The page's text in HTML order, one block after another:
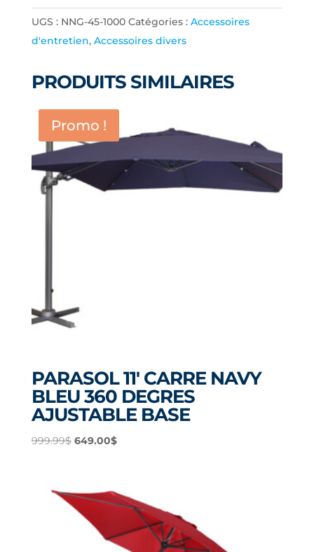
DE
CHLORE
POUR
UGS : NNG-45-1000 Catégories : Accessoires
d'entretien, Accessoires divers
PRODUITS SIMILAIRES
Promo !
PARASOL 11′ CARRE NAVY
BLEU 360 DEGRES
AJUSTABLE BASE
999.99$ Le
999.99$.
649.00$Le
649.00$.